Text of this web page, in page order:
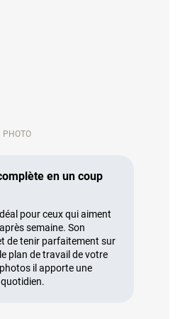
PHOTO
en un coup
pour ceux qui aiment
semaine. Son
de tenir parfaitement sur
plan de travail de votre
il apporte une